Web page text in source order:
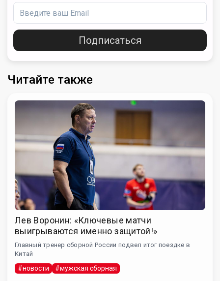
Подписаться
Читайте также
Лев Воронин: «Ключевые матчи
выигрываются именно защитой!»
Главный тренер сборной России подвел итог поездке в
Китай
#новости #мужская сборная